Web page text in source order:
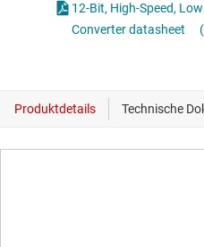
12-Bit, High-Speed,
Converter datasheet